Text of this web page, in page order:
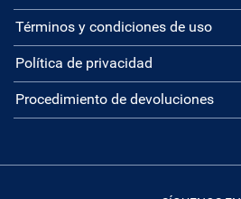
Términos y condiciones de uso
Política de privacidad
Procedimiento de devoluciones